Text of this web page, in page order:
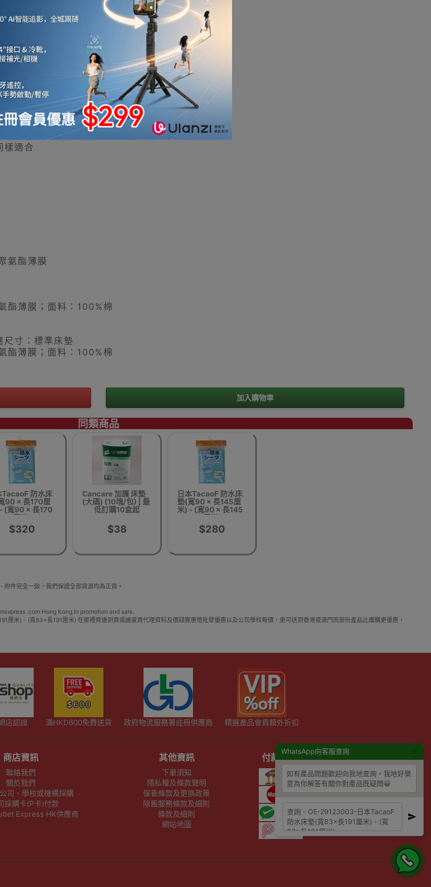
保持衛生清潔
樣適合
氨酯薄膜
酯薄膜；面料：100%棉
寸：標準床墊
酯薄膜；面料：100%棉
加入購物車
同類商品
TacaoF 防水床
90 × 長170厘
(寬90 × 長170
厘米)
$320
Cancare 加護 床墊
(大碼) (10塊/包) | 最
低訂購10盒起
$38
日本TacaoF 防水床
墊(寬90 × 長145厘
米) - (寬90 × 長145
厘米)
$280
件完全一致。我們保證全部貨源均為正貨。
.com Hong Kong.In promotion and sale.
厘米) - (寬83×長191厘米) 在那裡買邊到買或邊度買代理資料及價錢實惠借批發優惠以及公司學校報價，更可送到香港或澳門而部份產品比團購更優惠，
WhatsApp向客服查詢
如有產品問題歡迎向我地查詢，我地好樂
意為你解答有關你對產品既疑問😀
店認證 滿HKD600免費送貨 政府物流服務署註冊供應商 精選產品會員額外折扣
商店資訊
聯絡我們
關於我們
司、學校或機構採購
採購卡(P卡)付款
Express HK供應商
其他資訊
下單須知
隱私權及條款聲明
保養條款及更換政策
除舊服務條款及細則
條款及細則
網站地圖
付款方式